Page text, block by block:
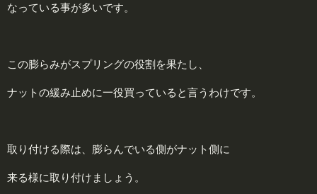
なっている事が多いです。
この膨らみがスプリングの役割を果たし、
ナットの緩み止めに一役買っていると言うわけです。
取り付ける際は、膨らんでいる側がナット側に
来る様に取り付けましょう。